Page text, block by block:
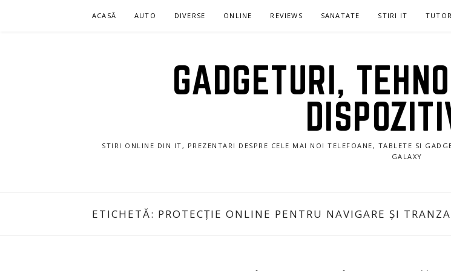
ACASĂ AUTO DIVERSE ONLINE REVIEWS SANATATE STIRI IT
GADGETURI,
STIRI ONLINE DIN IT, PREZENTARI DESPRE CELE MAI NOI TELEFOANE, TABLETE SI
GALAXY
ETICHETĂ: PROTECȚIE ONLINE PENTRU NAVIGARE ȘI